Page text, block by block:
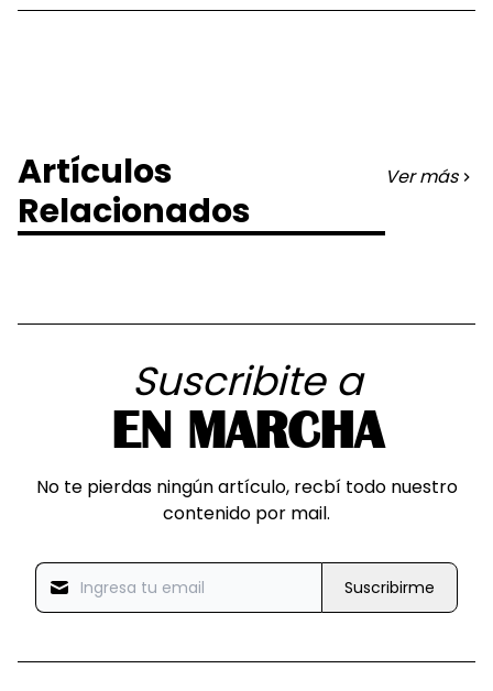
Artículos
Relacionados
Ver más
Suscribite a
EN MARCHA
No te pierdas ningún artículo, recbí todo nuestro
contenido por mail.
Suscribirme